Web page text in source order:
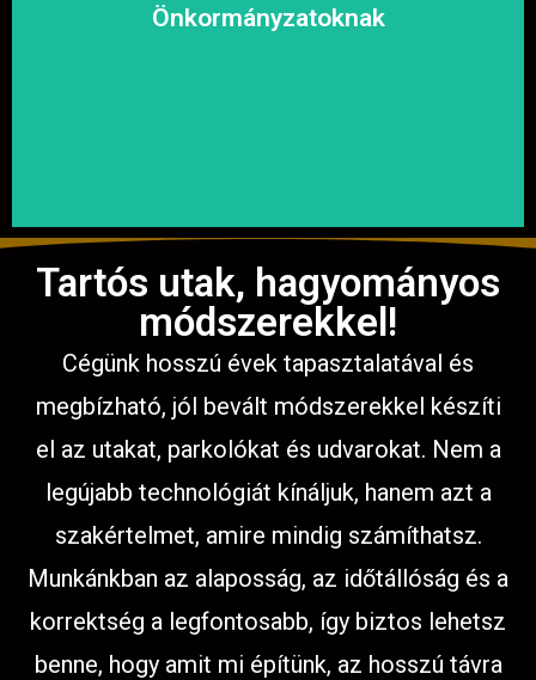
Önkormányzatoknak
garantáljuk a hosszú távú és fenntartható
Tartós utak, hagyományos
módszerekkel!
Cégünk hosszú évek tapasztalatával és
megbízható, jól bevált módszerekkel készíti
el az utakat, parkolókat és udvarokat. Nem a
legújabb technológiát kínáljuk, hanem azt a
szakértelmet, amire mindig számíthatsz.
Munkánkban az alaposság, az időtállóság és a
korrektség a legfontosabb, így biztos lehetsz
benne, hogy amit mi építünk, az hosszú távra